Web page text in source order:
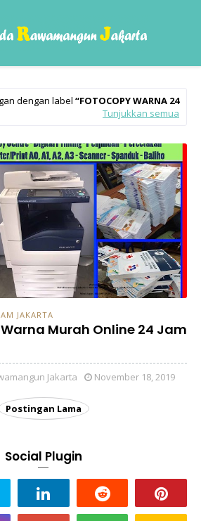
dengan label
FOTOCOPY WARNA 24
Tunjukkan semua
JAKARTA
Murah Online 24 Jam
Jakarta November 18, 2019
Postingan Lama
Social Plugin